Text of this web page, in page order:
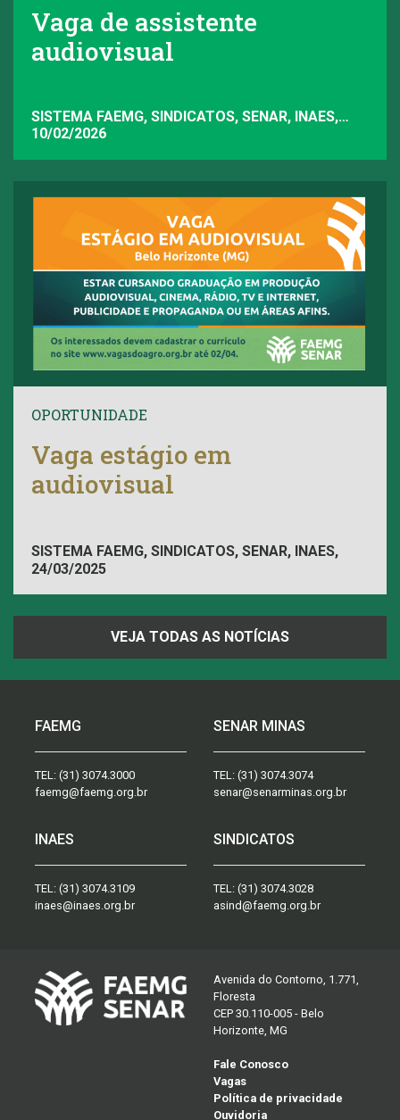
Vaga de assistente
audiovisual
SISTEMA FAEMG, SINDICATOS, SENAR, INAES,
FAEMG
10/02/2026
OPORTUNIDADE
Vaga estágio em
audiovisual
SISTEMA FAEMG, SINDICATOS, SENAR, INAES,
FAEMG
24/03/2025
VEJA TODAS AS NOTÍCIAS
FAEMG
TEL: (31) 3074.3000
faemg@faemg.org.br
SENAR MINAS
TEL: (31) 3074.3074
senar@senarminas.org.br
INAES
TEL: (31) 3074.3109
inaes@inaes.org.br
SINDICATOS
TEL: (31) 3074.3028
asind@faemg.org.br
Avenida do Contorno, 1.771,
Floresta
CEP 30.110-005 - Belo
Horizonte, MG
Fale Conosco
Vagas
Política de privacidade
Ouvidoria